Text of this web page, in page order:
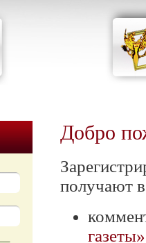
Добро
получают
газеты»